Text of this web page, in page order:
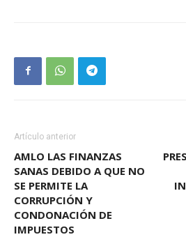
Artículo anterior
AMLO LAS FINANZAS
SANAS DEBIDO A QUE NO
SE PERMITE LA
CORRUPCIÓN Y
CONDONACIÓN DE
IMPUESTOS